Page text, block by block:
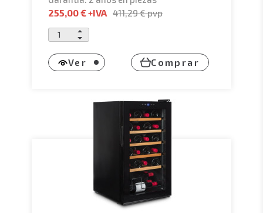
255,00 €+IVA 411,29 €pvp
Ver Comprar